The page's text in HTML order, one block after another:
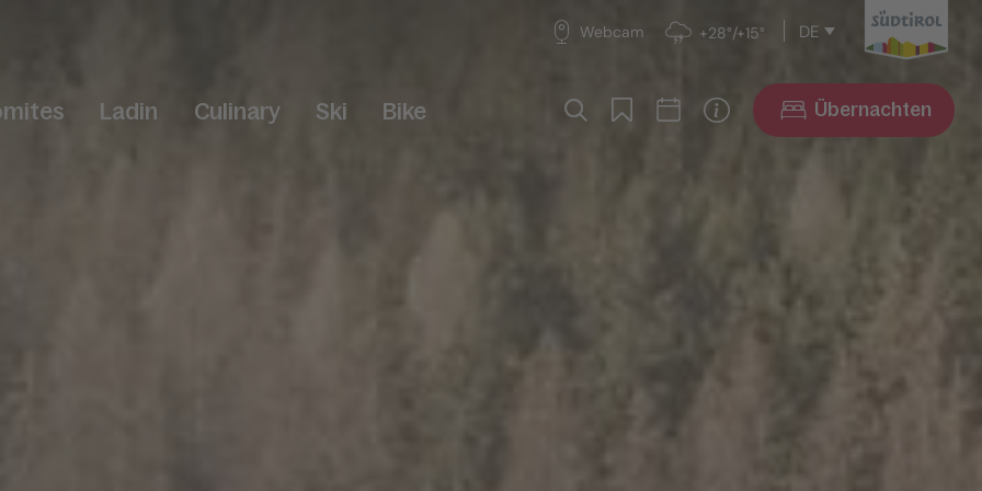
Webcam +28°/+15° DE
Ladin Culinary Ski Bike Übernachten